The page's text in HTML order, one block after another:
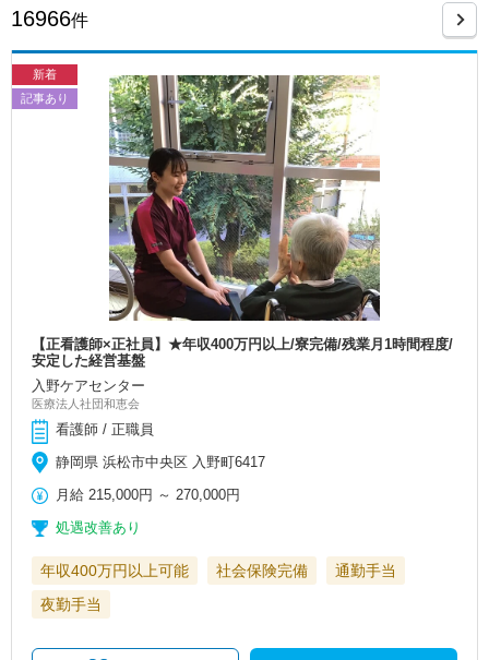
16966件
新着
記事あり
【正看護師×正社員】★年収400万円以上/寮完備/残業月1時間程度/
安定した経営基盤
入野ケアセンター
医療法人社団和恵会
看護師 / 正職員
静岡県 浜松市中央区 入野町6417
月給 215,000円 ～ 270,000円
処遇改善あり
年収400万円以上可能 社会保険完備
通勤手当
夜勤手当